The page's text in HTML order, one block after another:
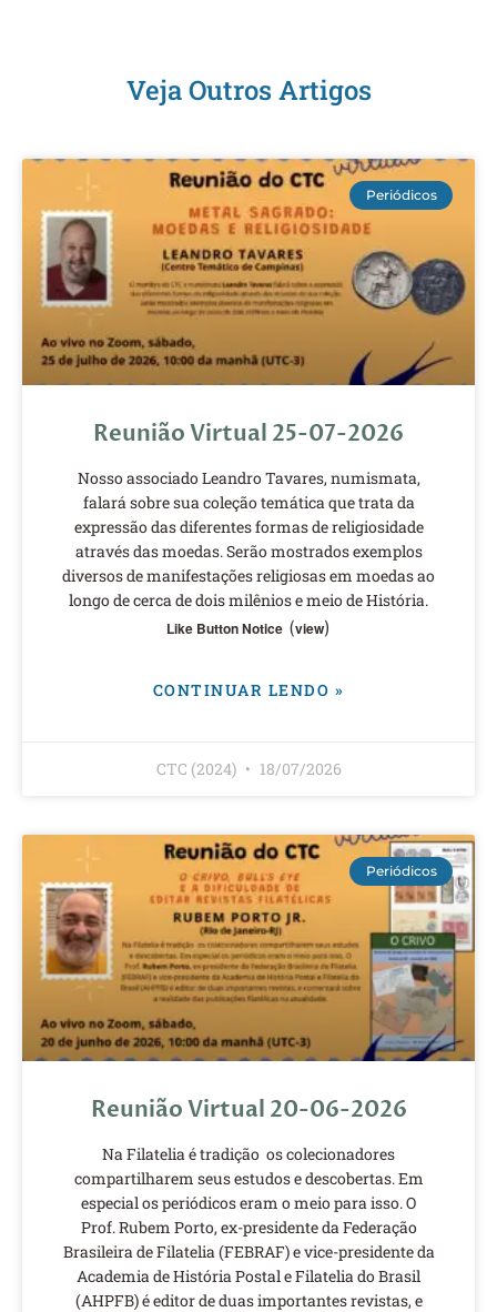
Veja Outros Artigos
Periódicos
Reunião Virtual 25-07-2026
Nosso associado Leandro Tavares, numismata,
falará sobre sua coleção temática que trata da
expressão das diferentes formas de religiosidade
através das moedas. Serão mostrados exemplos
diversos de manifestações religiosas em moedas ao
longo de cerca de dois milênios e meio de História.
Like Button Notice (view)
CONTINUAR LENDO »
CTC (2024) 18/07/2026
Periódicos
Reunião Virtual 20-06-2026
Na Filatelia é tradição os colecionadores
compartilharem seus estudos e descobertas. Em
especial os periódicos eram o meio para isso. O
Prof. Rubem Porto, ex-presidente da Federação
Brasileira de Filatelia (FEBRAF) e vice-presidente da
Academia de História Postal e Filatelia do Brasil
(AHPFB) é editor de duas importantes revistas, e